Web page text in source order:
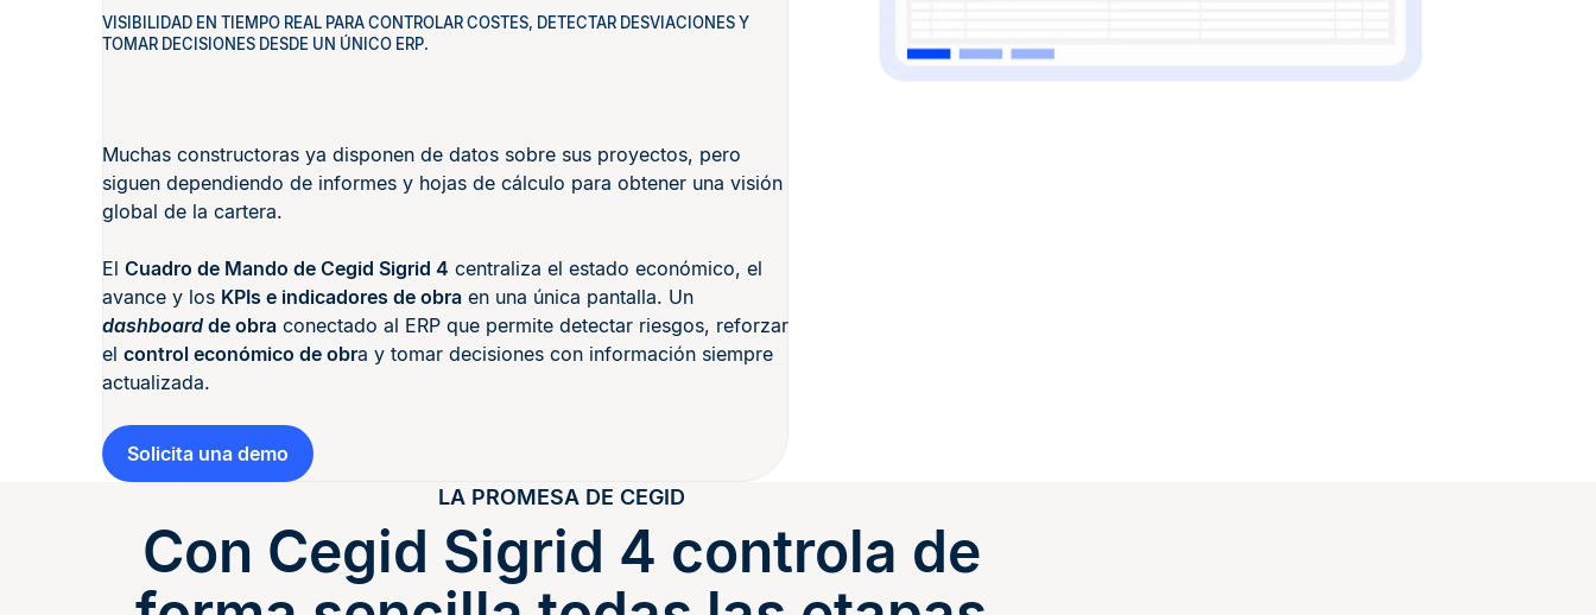
VISIBILIDAD EN TIEMPO REAL PARA CONTROLAR COSTES, DETECTAR DESVIACIONES Y
TOMAR DECISIONES DESDE UN ÚNICO ERP.
Muchas constructoras ya disponen de datos sobre sus proyectos, pero
siguen dependiendo de informes y hojas de cálculo para obtener una visión
global de la cartera.
El Cuadro de Mando de Cegid Sigrid 4 centraliza el estado económico, el
avance y los KPIs e indicadores de obra en una única pantalla. Un
dashboard de obra conectado al ERP que permite detectar riesgos, reforzar
el control económico de obra y tomar decisiones con información siempre
actualizada.
Solicita una demo
LA PROMESA DE CEGID
Con Cegid Sigrid 4 controla de